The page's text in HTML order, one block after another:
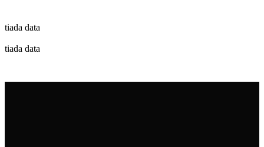
tiada data
tiada data